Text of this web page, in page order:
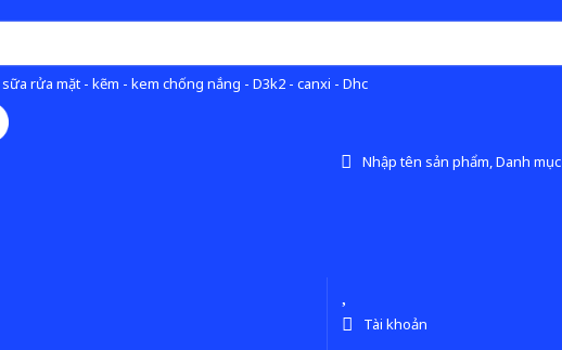
rửa mặt - kẽm - kem chống nắng - D3k2 - canxi - Dhc
Nhập tên sản phẩm, Danh mục
Tài khoản